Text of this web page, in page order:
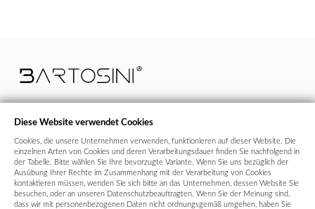
+43 664 99 640 700 bestellungen@bartosini.at
USt-IdNr / UID: CZ28642147
Diese Website verwendet Cookies
Cookies, die unsere Unternehmen verwenden, funktionieren auf dieser Website. Die
einzelnen Arten von Cookies und deren Verarbeitungsdauer finden Sie nachfolgend in
der Tabelle. Bitte wählen Sie Ihre bevorzugte Variante. Wenn Sie uns bezüglich der
Ausübung Ihrer Rechte im Zusammenhang mit der Verarbeitung von Cookies
kontaktieren müssen, wenden Sie sich bitte an das Unternehmen, dessen Website Sie
besuchen, oder an unseren Datenschutzbeauftragten. Wenn Sie der Meinung sind,
dass wir mit personenbezogenen Daten nicht ordnungsgemäß umgehen, haben Sie